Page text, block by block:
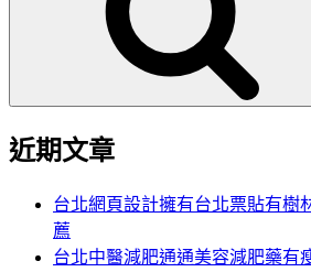
近期文章
台北網頁設計擁有台北票貼有樹
薦
台北中醫減肥通通美容減肥藥有